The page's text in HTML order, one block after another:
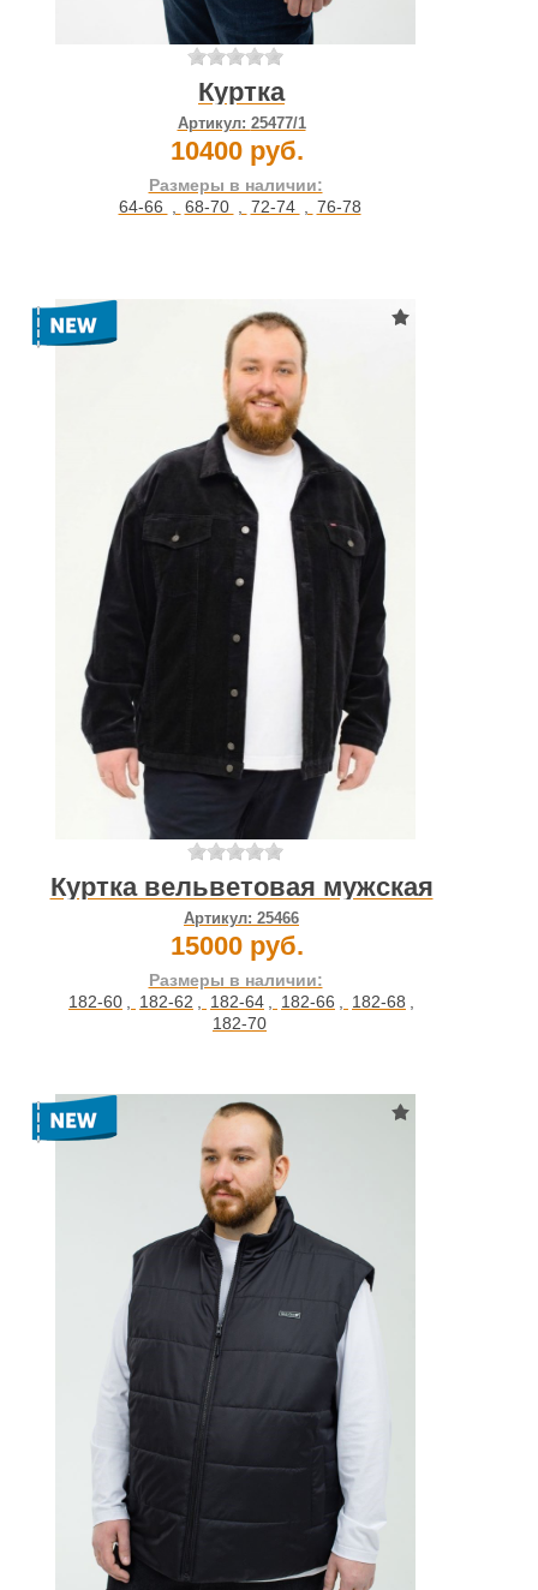
Куртка
Артикул: 25477/1
10400 руб.
Размеры в наличии:
64-66
68-70 72-74 76-78
Куртка вельветовая мужская
Артикул: 25466
15000 руб.
Размеры в наличии:
182-60 , 182-62 , 182-64 , 182-66 , 182-68 ,
182-70